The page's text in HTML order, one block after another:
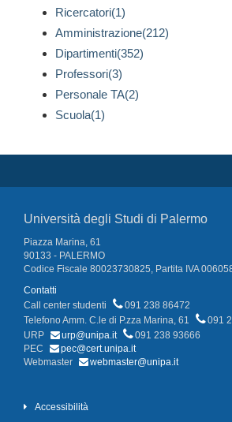
Ricercatori(1)
Amministrazione(212)
Dipartimenti(352)
Professori(3)
Personale TA(2)
Scuola(1)
Università degli Studi di Palermo
Piazza Marina, 61
90133 - PALERMO
Codice Fiscale 80023730825, Partita IVA
Contatti
Call center studenti
091 238 86472
Telefono Amm. C.le di P.zza Marina, 61
091
URP
urp@unipa.it
091 238 93666
PEC
pec@cert.unipa.it
Webmaster
webmaster@unipa.it
Accessibilità